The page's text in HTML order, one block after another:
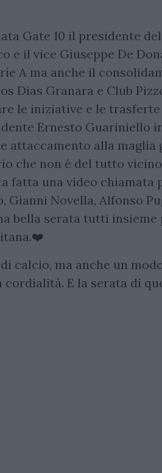
Gate 10 il presidente
e il vice Giuseppe De
A ma anche il
Dias Granara e Club
le iniziative e le
Ernesto Guariniello
alla maglia
che non é del tutto
fatta una video chiamata
Novella, Alfonso
bella serata tutti insieme
calcio, ma anche un
E la serata di